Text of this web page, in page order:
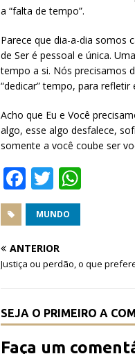
a “falta de tempo”.
Parece que dia-a-dia somos
de Ser é pessoal e única.
tempo a si. Nós precisamos
“dedicar” tempo, para refletir
Acho que Eu e Você
algo, esse algo desfalece,
somente a você coube ser
F
a
c
e
b
o
k
T
w
it
te
r A
p
MUNDO
ANTERIOR
Justiça ou perdão, o que
SEJA O PRIMEIRO A
Faça um